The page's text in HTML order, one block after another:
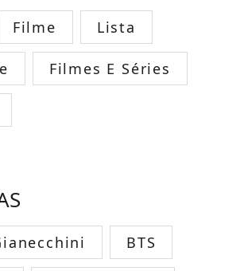
Filme Lista
Filmes E Séries
BTS